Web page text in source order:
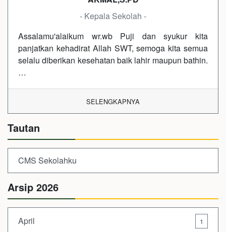
- Kepala Sekolah -
Assalamu'alaikum wr.wb Puji dan syukur kita
panjatkan kehadirat Allah SWT, semoga kita semua
selalu diberikan kesehatan baik lahir maupun bathin.
…
SELENGKAPNYA
Tautan
CMS Sekolahku
Arsip 2026
April 1